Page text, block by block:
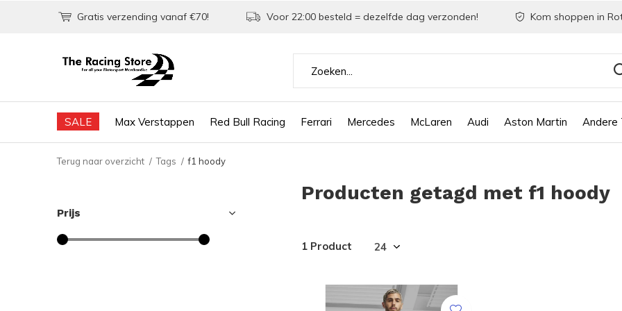
SALE Max Verstappen Red Bull Racing Ferrari Mercedes McLaren Audi Aston Martin Andere
Gratis verzending vanaf €70! Voor 22:00 besteld = dezelfde dag verzonden! Kom shoppen in
Terug naar overzicht Tags f1 hoody
Producten getagd met f1 hoody
1 Product
Prijs